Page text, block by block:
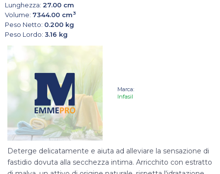
Lunghezza: 27.00 cm
Volume: 7344.00 cm3
Peso Netto: 0.200 kg
Peso Lordo: 3.16 kg
Marca:
Infasil
Deterge delicatamente e aiuta ad alleviare la sensazione di
fastidio dovuta alla secchezza intima. Arricchito con estratto